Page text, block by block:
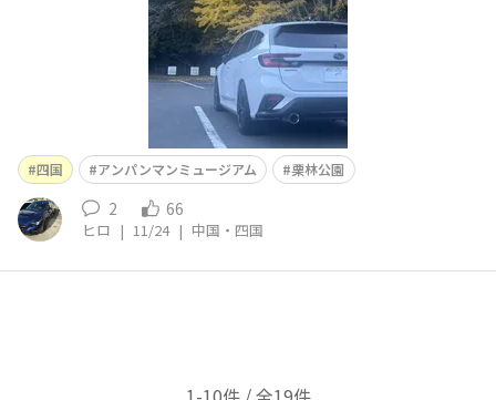
四国 アンパンマンミュージアム 栗林公園
2 66
ヒロ | 11/24 | 中国・四国